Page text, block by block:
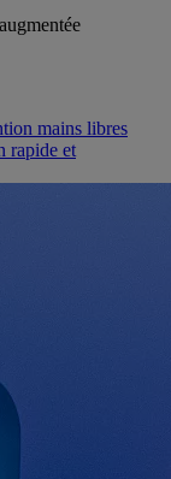
mains libres
rapide et